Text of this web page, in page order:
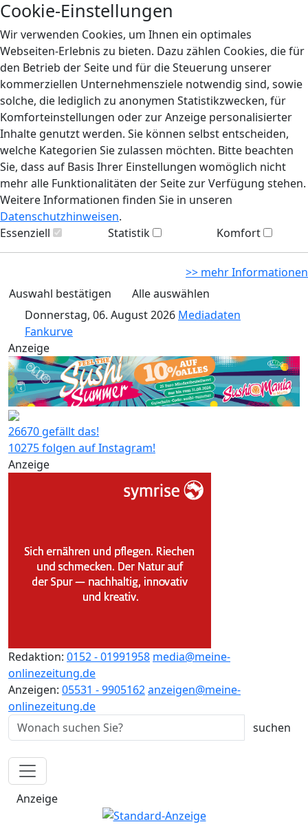
Cookie-Einstellungen
Wir verwenden Cookies, um Ihnen ein optimales
Webseiten-Erlebnis zu bieten. Dazu zählen Cookies, die für
den Betrieb der Seite und für die Steuerung unserer
kommerziellen Unternehmensziele notwendig sind, sowie
solche, die lediglich zu anonymen Statistikzwecken, für
Komforteinstellungen oder zur Anzeige personalisierter
Inhalte genutzt werden. Sie können selbst entscheiden,
welche Kategorien Sie zulassen möchten. Bitte beachten
Sie, dass auf Basis Ihrer Einstellungen womöglich nicht
mehr alle Funktionalitäten der Seite zur Verfügung stehen.
Weitere Informationen finden Sie in unseren
Datenschutzhinweisen.
Essenziell
Statistik Komfort
>> mehr Informationen
Auswahl bestätigen
Alle auswählen
Donnerstag, 06. August 2026 Mediadaten
Fankurve
Anzeige
26670 gefällt das!
10275 folgen auf Instagram!
Anzeige
Redaktion: 0152 - 01991958 media@meine-
onlinezeitung.de
Anzeigen: 05531 - 9905162anzeigen@meine-
onlinezeitung.de
Anzeige